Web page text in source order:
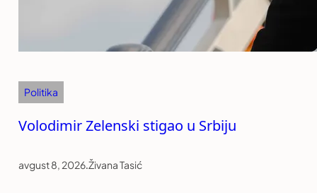
Politika
Volodimir Zelenski stigao u Srbiju
avgust 8, 2026.Živana Tasić